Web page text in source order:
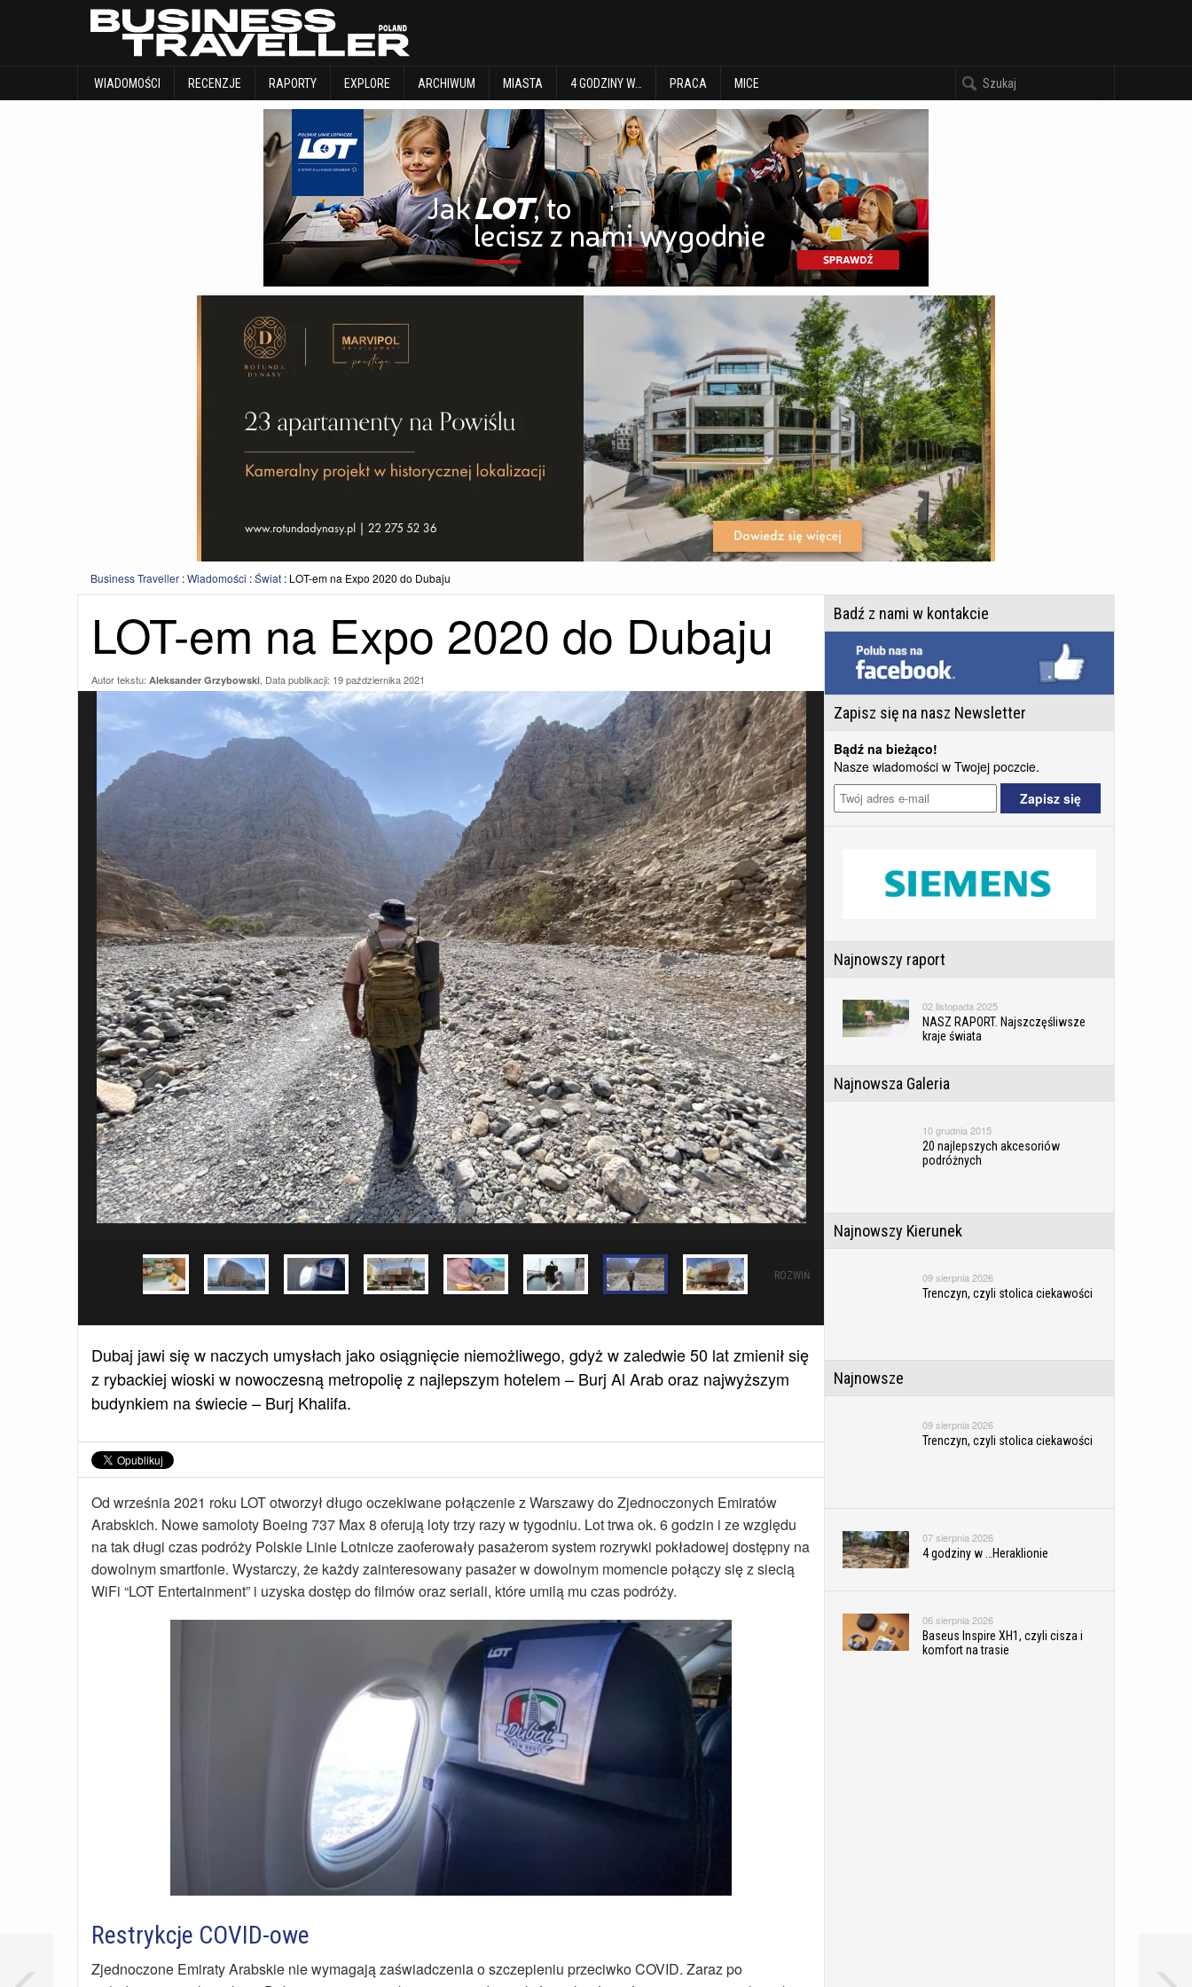
WIADOMOŚCI RECENZJE RAPORTY EXPLORE ARCHIWUM MIASTA 4 GODZINY W… PRACA MICE
WIADOMOŚCI RECENZJE
Business Traveller :Wiadomości :Świat : LOT-em na Expo 2020 do Dubaju
LOT-em na Expo 2020 do Dubaju
Autor tekstu: Aleksander Grzybowski, Data publikacji: 19 października 2021
ROZWIŃ
Dubaj jawi się w naczych umysłach jako osiągnięcie niemożliwego, gdyż w zaledwie 50 lat zmienił się
z rybackiej wioski w nowoczesną metropolię z najlepszym hotelem – Burj Al Arab oraz najwyższym
budynkiem na świecie – Burj Khalifa.
Od września 2021 roku LOT otworzył długo oczekiwane połączenie z Warszawy do Zjednoczonych Emiratów
Arabskich. Nowe samoloty Boeing 737 Max 8 oferują loty trzy razy w tygodniu. Lot trwa ok. 6 godzin i ze względu
na tak długi czas podróży Polskie Linie Lotnicze zaoferowały pasażerom system rozrywki pokładowej dostępny na
dowolnym smartfonie. Wystarczy, że każdy zainteresowany pasażer w dowolnym momencie połączy się z siecią
WiFi “LOT Entertainment” i uzyska dostęp do filmów oraz seriali, które umilą mu czas podróży.
Restrykcje COVID-owe
Zjednoczone Emiraty Arabskie nie wymagają zaświadczenia o szczepieniu przeciwko COVID. Zaraz po
Badź z nami w kontakcie
Zapisz się na nasz Newsletter
Bądź na bieżąco!
Nasze wiadomości w Twojej poczcie.
Najnowszy raport
02 listopada 2025
NASZ RAPORT. Najszczęśliwsze
kraje świata
Najnowsza Galeria
10 grudnia 2015
20 najlepszych akcesoriów
podróżnych
Najnowszy Kierunek
09 sierpnia 2026
Trenczyn, czyli stolica ciekawości
Najnowsze
09 sierpnia 2026
Trenczyn, czyli stolica ciekawości
07 sierpnia 2026
4 godziny w …Heraklionie
06 sierpnia 2026
Baseus Inspire XH1, czyli cisza i
komfort na trasie